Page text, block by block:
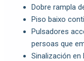
Dobre rampla
Piso baixo
Pulsadores
persoas que
Sinalización en